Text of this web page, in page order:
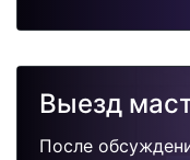
Выезд
После